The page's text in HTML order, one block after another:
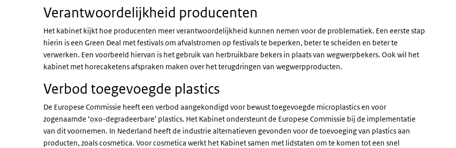
Verantwoordelijkheid producenten
Het kabinet kijkt hoe producenten meer verantwoordelijkheid kunnen nemen voor de problematiek. Een eerste stap
hierin is een Green Deal met festivals om afvalstromen op festivals te beperken, beter te scheiden en beter te
verwerken. Een voorbeeld hiervan is het gebruik van herbruikbare bekers in plaats van wegwerpbekers. Ook wil het
kabinet met horecaketens afspraken maken over het terugdringen van wegwerpproducten.
Verbod toegevoegde plastics
De Europese Commissie heeft een verbod aangekondigd voor bewust toegevoegde microplastics en voor
zogenaamde ‘oxo-degradeerbare’ plastics. Het Kabinet ondersteunt de Europese Commissie bij de implementatie
van dit voornemen. In Nederland heeft de industrie alternatieven gevonden voor de toevoeging van plastics aan
producten, zoals cosmetica. Voor cosmetica werkt het Kabinet samen met lidstaten om te komen tot een snel